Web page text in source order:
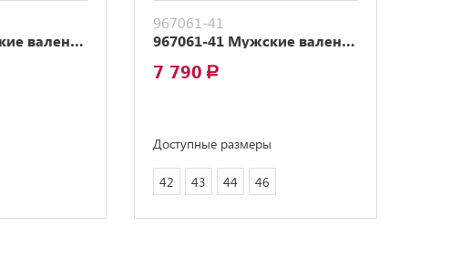
957030-42 Мужские валенки-ботинки на шнурках черный
967061-41
967061-41 Мужские валенки с меховой подкладкой
7 790 a
Доступные размеры
42 43 44 46